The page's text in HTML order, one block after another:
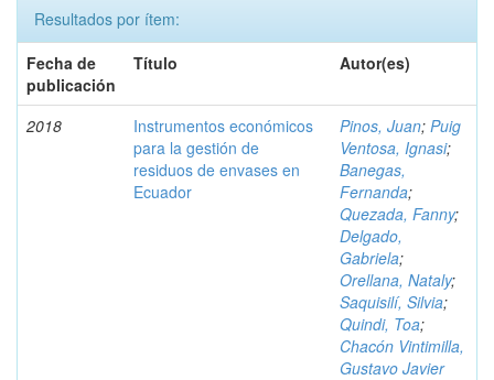
Resultados por ítem:
Fecha de
publicación
Título Autor(es)
2018
Instrumentos económicos
para la gestión de
residuos de envases en
Ecuador
Pinos, Juan; Puig
Ventosa, Ignasi;
Banegas,
Fernanda;
Quezada, Fanny;
Delgado,
Gabriela;
Orellana, Nataly;
Saquisilí, Silvia;
Quindi, Toa;
Chacón Vintimilla,
Gustavo Javier